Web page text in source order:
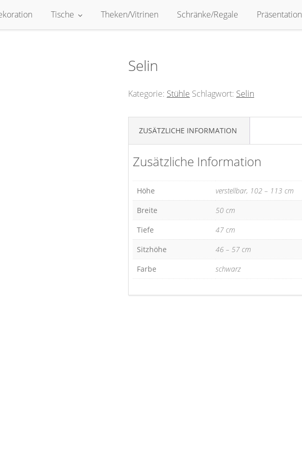
Tische Theken/Vitrinen Schränke/Regale Präsentation
Selin
Kategorie: Stühle Schlagwort: Selin
ZUSÄTZLICHE INFORMATION
Zusätzliche Information
Höhe
verstellbar, 102 – 113 cm
Breite
50 cm
Tiefe
47 cm
Sitzhöhe
46 – 57 cm
Farbe
schwarz